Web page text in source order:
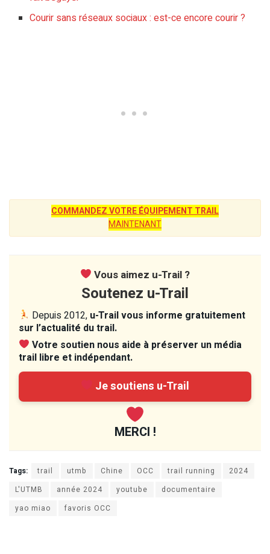
Courir sans réseaux sociaux : est-ce encore courir ?
COMMANDEZ VOTRE ÉQUIPEMENT TRAIL
MAINTENANT
Vous aimez u-Trail ?
Soutenez u-Trail
Depuis 2012, u-Trail vous informe gratuitement
sur l’actualité du trail.
Votre soutien nous aide à préserver un média
trail libre et indépendant.
Je soutiens u-Trail
MERCI !
Tags: trail utmb Chine OCC trail running
2024
L'UTMB
année 2024 youtube
documentaire
yao miao
favoris OCC